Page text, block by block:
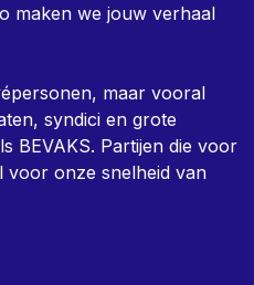
maken we jouw verhaal
maar vooral
syndici en grote
BEVAKS. Partijen die voor
voor onze snelheid van